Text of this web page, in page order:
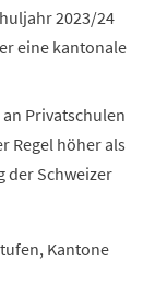
2023/24
eine kantonale
Privatschulen
Regel höher als
der Schweizer
Kantone